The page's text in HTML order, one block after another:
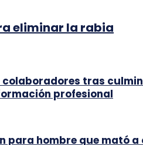
eliminar la rabia
colaboradores tras
profesional
para hombre que mató a